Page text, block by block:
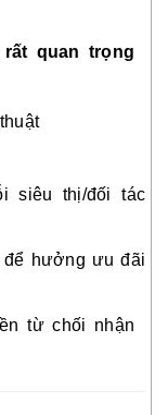
rất quan trọng
siêu thị/đối tác
để hưởng ưu đãi
từ chối nhận